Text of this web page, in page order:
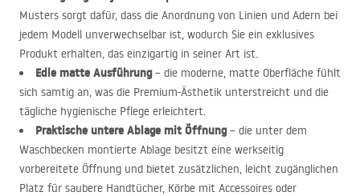
Musters sorgt dafür, dass die Anordnung von Linien und Adern bei
jedem Modell unverwechselbar ist, wodurch Sie ein exklusives
Produkt erhalten, das einzigartig in seiner Art ist.
Edle matte Ausführung– die moderne, matte Oberfläche fühlt
sich samtig an, was die Premium-Ästhetik unterstreicht und die
tägliche hygienische Pflege erleichtert.
Praktische untere Ablage mit Öffnung– die unter dem
Waschbecken montierte Ablage besitzt eine werkseitig
vorbereitete Öffnung und bietet zusätzlichen, leicht zugänglichen
Platz für saubere Handtücher, Körbe mit Accessoires oder